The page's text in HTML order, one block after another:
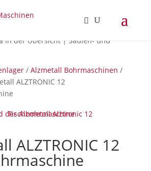
/ Alzmetall Bohrmaschinen /
ALZTRONIC 12
ALZTRONIC 12